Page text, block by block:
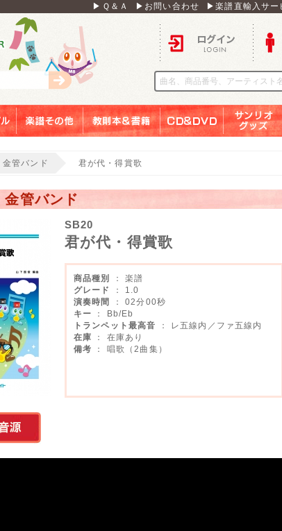
▶Ｑ＆Ａ ▶お問い合わせ ▶楽譜直輸入サー
金管バンド 君が代・得賞歌
金管バンド
SB20
君が代・得賞歌
商品種別
： 楽譜
グレード
： 1.0
演奏時間
： 02分00秒
キー
： Bb/Eb
トランペット最高音
： レ五線内／ファ五線内
在庫
： 在庫あり
備考
： 唱歌（2曲集）